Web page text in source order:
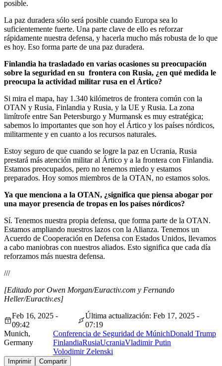
posible.
La paz duradera sólo será posible cuando Europa sea lo
suficientemente fuerte. Una parte clave de ello es reforzar
rápidamente nuestra defensa, y hacerla mucho más robusta de lo que
es hoy. Eso forma parte de una paz duradera.
Finlandia ha trasladado en varias ocasiones su preocupación
sobre la seguridad en su frontera con Rusia, ¿en qué medida le
preocupa la actividad militar rusa en el Ártico?
Si mira el mapa, hay 1.340 kilómetros de frontera común con la
OTAN y Rusia, Finlandia y Rusia, y la UE y Rusia. La zona
limítrofe entre San Petersburgo y Murmansk es muy estratégica;
sabemos lo importantes que son hoy el Ártico y los países nórdicos,
militarmente y en cuanto a los recursos naturales.
Estoy seguro de que cuando se logre la paz en Ucrania, Rusia
prestará más atención militar al Ártico y a la frontera con Finlandia.
Estamos preocupados, pero no tenemos miedo y estamos
preparados. Hoy somos miembros de la OTAN, no estamos solos.
Ya que menciona a la OTAN, ¿significa que piensa abogar por
una mayor presencia de tropas en los países nórdicos?
Sí. Tenemos nuestra propia defensa, que forma parte de la OTAN.
Estamos ampliando nuestros lazos con la Alianza. Tenemos un
Acuerdo de Cooperación en Defensa con Estados Unidos, llevamos
a cabo maniobras con nuestros aliados. Esto significa que cada día
reforzamos más nuestra defensa.
///
[Editado por Owen Morgan/Euractiv.com y Fernando
Heller/Euractiv.es]
Feb 16, 2025 -
09:42
Última actualización: Feb 17, 2025 -
07:19
Munich,
Germany
Conferencia de Seguridad de MúnichDonald Trump
FinlandiaRusiaUcraniaVladimir Putin
Volodimir Zelenski
Imprimir Compartir